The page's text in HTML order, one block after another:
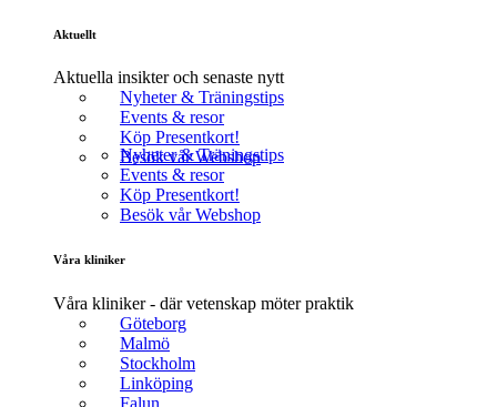
Aktuellt
Aktuella insikter och senaste nytt
Nyheter & Träningstips
Events & resor
Köp Presentkort!
Besök vår Webshop
Nyheter & Träningstips
Events & resor
Köp Presentkort!
Besök vår Webshop
Våra kliniker
Våra kliniker - där vetenskap möter praktik
Göteborg
Malmö
Stockholm
Linköping